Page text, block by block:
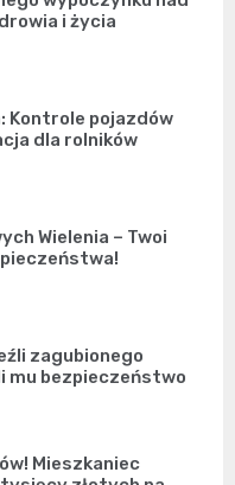
i życia
Kontrole pojazdów
dla rolników
Wielenia – Twoi
zagubionego
mu bezpieczeństwo
Mieszkaniec